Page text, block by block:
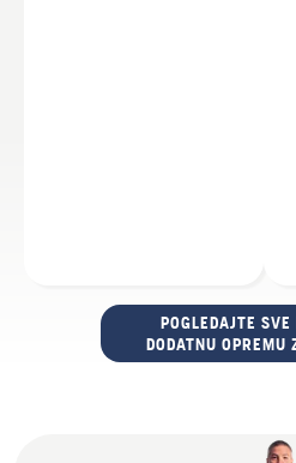
POGLEDAJTE
DODATNU OPREMU
PILE